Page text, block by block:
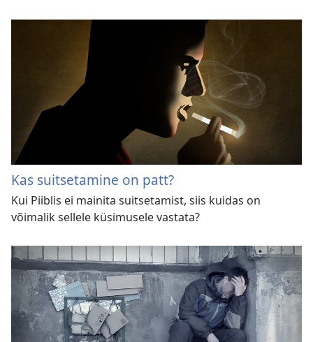
Kas suitsetamine on patt?
Kui Piiblis ei mainita suitsetamist, siis kuidas on
võimalik sellele küsimusele vastata?